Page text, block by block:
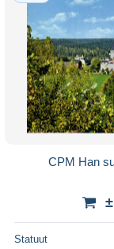
CPM Han
Statuut